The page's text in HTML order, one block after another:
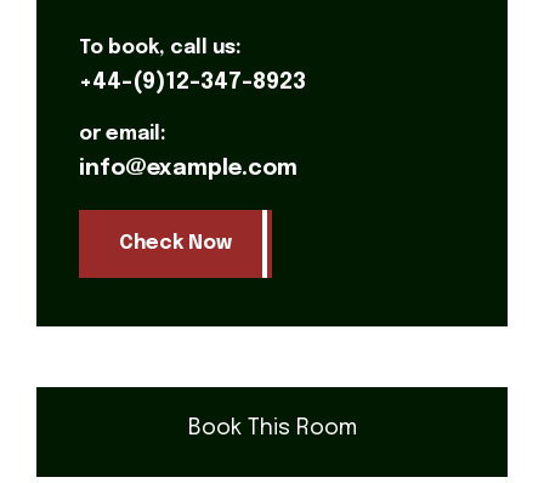
To book, call us:
+44-(9)12-347-8923
or email:
info@example.com
Check Now
Book This Room